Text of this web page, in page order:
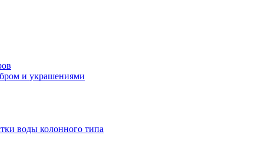
и украшениями
воды колонного типа